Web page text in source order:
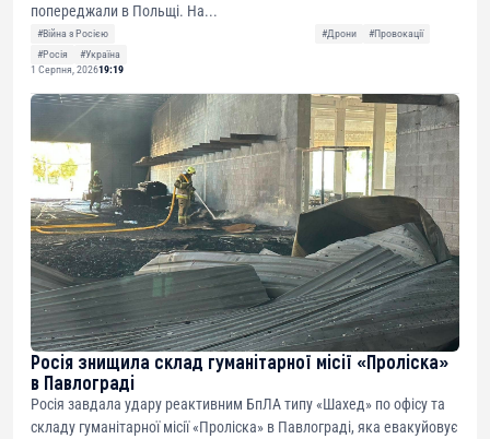
попереджали в Польщі. На...
#Війна з Росією #Дрони
#Провокації
#Росія
#Україна
1 Серпня, 202619:19
Росія знищила склад гуманітарної місії «Проліска»
в Павлограді
Росія завдала удару реактивним БпЛА типу «Шахед» по офісу та
складу гуманітарної місії «Проліска» в Павлограді, яка евакуйовує